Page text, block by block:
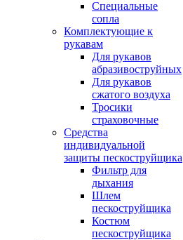
Специальные
сопла
Комплектующие к
рукавам
Для рукавов
абразивоструйных
Для рукавов
сжатого воздуха
Тросики
страховочные
Средства
индивидуальной
защиты пескоструйщика
Фильтр для
дыхания
Шлем
пескоструйщика
Костюм
пескоструйщика